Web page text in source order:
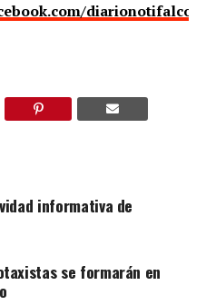
informativa de
se formarán en